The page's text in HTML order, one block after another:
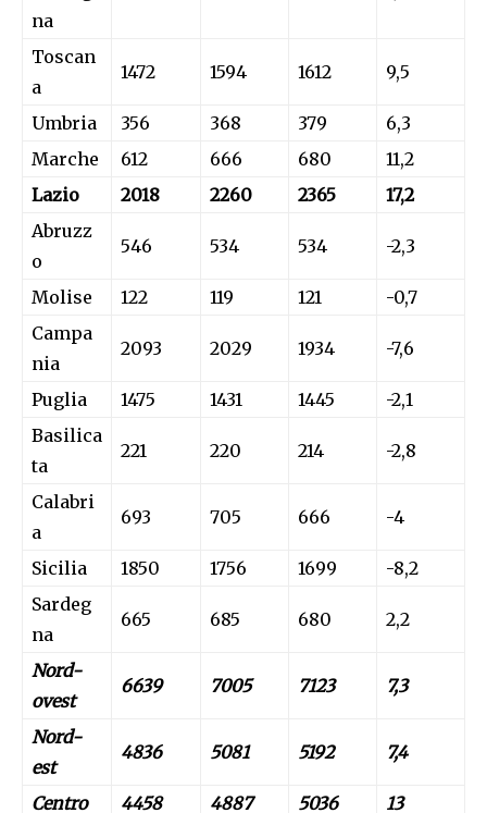
na
Toscan
a
1472 1594 1612 9,5
Umbria 356 368 379
6,3
Marche
612 666 680
11,2
Lazio
2018 2260 2365
17,2
Abruzz
o
546 534 534 -2,3
Molise 122 119 121
-0,7
Campa
nia
2093 2029 1934 -7,6
Puglia 1475 1431 1445
-2,1
Basilica
ta
221 220 214 -2,8
Calabri
a
693 705 666 -4
Sicilia 1850 1756 1699
-8,2
Sardeg
na
665 685 680 2,2
Nord-
ovest
6639 7005 7123 7,3
Nord-
est
4836 5081 5192 7,4
Centro 4458 4887 5036 13